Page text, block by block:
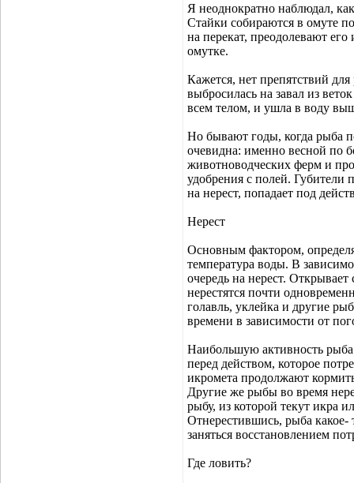
Я неоднократно наблюдал,
Стайки собираются в омуте
на перекат, преодолевают
омутке.
Кажется, нет препятствий
выбросилась на завал из
всем телом, и ушла в воду
Но бывают годы, когда рыба
очевидна: именно весной по
животноводческих ферм и
удобрения с полей. Губители
на нерест, попадает под
Нерест
Основным фактором,
температура воды. В
очередь на нерест.
нерестятся почти
голавль, уклейка и другие
времени в зависимости от
Наибольшую активность рыба
перед действом, которое
икромета продолжают
Другие же рыбы во время
рыбу, из которой текут икра
Отнерестившись, рыба какое-
заняться восстановлением
Где ловить?